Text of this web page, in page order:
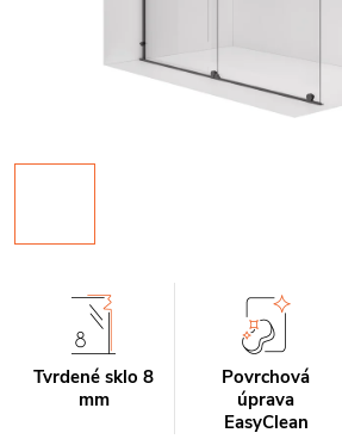
Tvrdené sklo 8
mm
Povrchová
úprava
EasyClean